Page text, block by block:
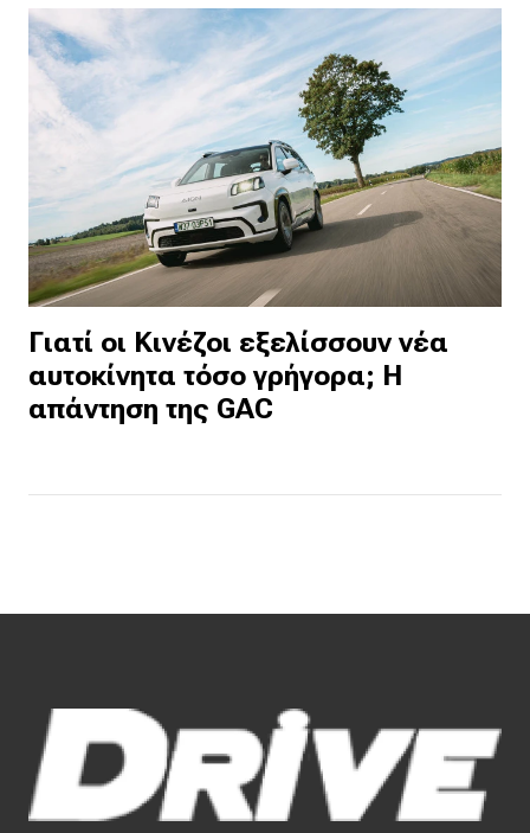
Γιατί οι Κινέζοι εξελίσσουν νέα
αυτοκίνητα τόσο γρήγορα; Η
απάντηση της GAC